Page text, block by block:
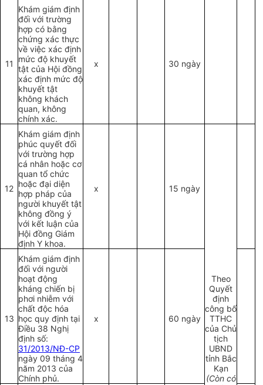
11
Khám giám định
đối với trường
hợp có bằng
chứng xác thực
về việc xác định
mức độ khuyết
tật của Hội đồng
xác định mức độ
khuyết tật
không khách
quan, không
chính xác.
x 30 ngày
12
Khám giám định
phúc quyết đối
với trường hợp
cá nhân hoặc cơ
quan tổ chức
hoặc đại diện
hợp pháp của
người khuyết tật
không đồng ý
với kết luận của
Hội đồng Giám
định Y khoa.
x 15 ngày
Theo
Quyết
định
công bố
TTHC
của Chủ
tịch
UBND
tỉnh Bắc
Kạn
(Còn có
13
Khám giám định
đối với người
hoạt động
kháng chiến bị
phơi nhiễm với
chất độc hóa
học quy định tại
Điều 38 Nghị
định số:
31/2013/NĐ-CP
ngày 09 tháng 4
năm 2013 của
Chính phủ.
x 60 ngày